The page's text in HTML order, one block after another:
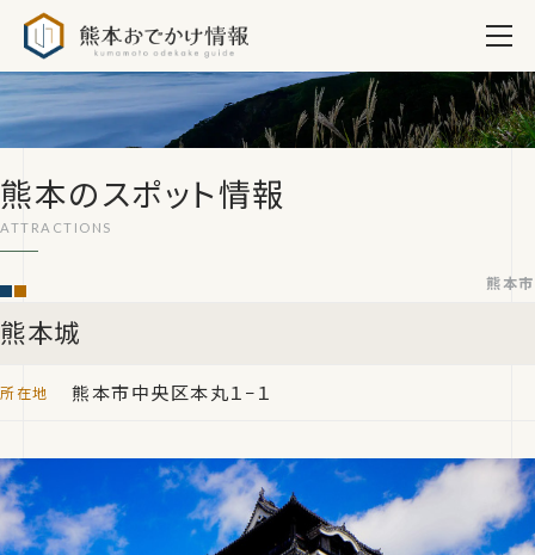
熊本のスポット情報
熊本城
熊本市
熊本市中央区本丸１−１